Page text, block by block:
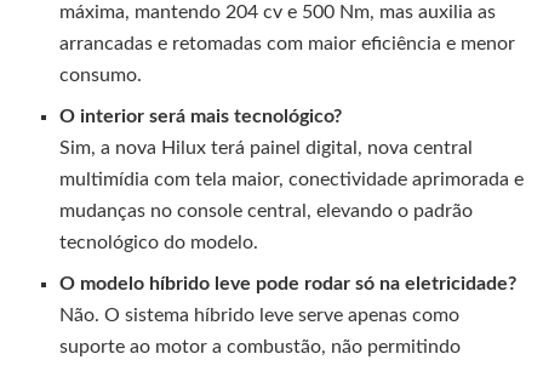
máxima, mantendo 204 cv e 500 Nm, mas auxilia as
arrancadas e retomadas com maior eficiência e menor
consumo.
O interior será mais tecnológico?
Sim, a nova Hilux terá painel digital, nova central
multimídia com tela maior, conectividade aprimorada e
mudanças no console central, elevando o padrão
tecnológico do modelo.
O modelo híbrido leve pode rodar só na eletricidade?
Não. O sistema híbrido leve serve apenas como
suporte ao motor a combustão, não permitindo